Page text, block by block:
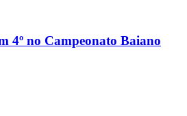
4º no Campeonato Baiano